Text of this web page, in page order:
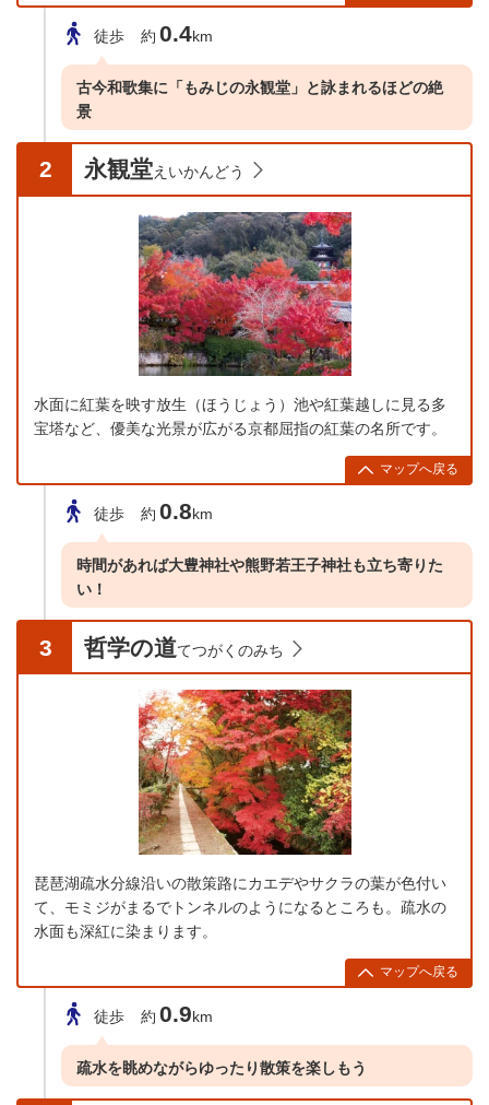
徒歩 約 0.4km
古今和歌集に「もみじの永観堂」と詠まれるほどの絶
景
2 永観堂えいかんどう
水面に紅葉を映す放生（ほうじょう）池や紅葉越しに見る多
宝塔など、優美な光景が広がる京都屈指の紅葉の名所です。
マップへ戻る
徒歩 約 0.8km
時間があれば大豊神社や熊野若王子神社も立ち寄りた
い！
3 哲学の道てつがくのみち
琵琶湖疏水分線沿いの散策路にカエデやサクラの葉が色付い
て、モミジがまるでトンネルのようになるところも。疏水の
水面も深紅に染まります。
マップへ戻る
徒歩 約 0.9km
疏水を眺めながらゆったり散策を楽しもう